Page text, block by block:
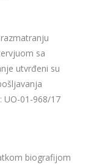
sa
utvrđeni su
UO-01-968/17
biografijom